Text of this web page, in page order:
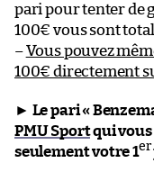
pari pour tenter de
100€ vous sont
–Vous pouvez
100€ directement
► Le pari «
PMU Sportqui vous
seulement votre 1er